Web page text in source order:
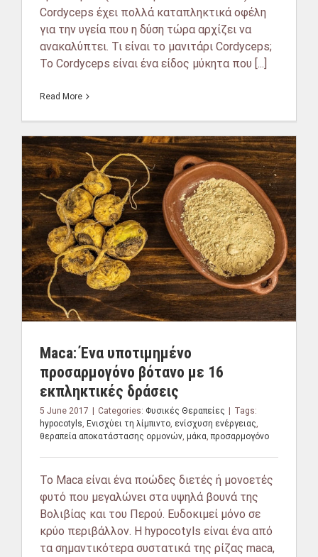
Cordyceps έχει πολλά καταπληκτικά οφέλη
για την υγεία που η δύση τώρα αρχίζει να
ανακαλύπτει. Τι είναι το μανιτάρι Cordyceps;
Το Cordyceps είναι ένα είδος μύκητα που [...]
Read More
Maca: Ένα υποτιμημένο
προσαρμογόνο βότανο με 16
εκπληκτικές δράσεις
5 June 2017 | Categories: Φυσικές Θεραπείες | Tags:
hypocotyls Ενισχύει τη λίμπιντο ενίσχυση ενέργειας
θεραπεία αποκατάστασης ορμονών μάκα ,προσαρμογόνο
Το Maca είναι ένα ποώδες διετές ή μονοετές
φυτό που μεγαλώνει στα υψηλά βουνά της
Βολιβίας και του Περού. Ευδοκιμεί μόνο σε
κρύο περιβάλλoν. Η hypocotyls είναι ένα από
τα σημαντικότερα συστατικά της ρίζας maca,